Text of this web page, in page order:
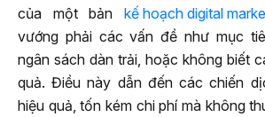
của một bản kế hoạch digital
vướng phải các vấn đề như mục
ngân sách dàn trải, hoặc không biết
quả. Điều này dẫn đến các chiến
hiệu quả, tốn kém chi phí mà không